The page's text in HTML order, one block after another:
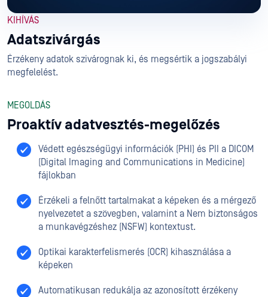
KIHÍVÁS
Adatszivárgás
Érzékeny adatok szivárognak ki, és megsértik a jogszabályi
megfelelést.
MEGOLDÁS
Proaktív adatvesztés-megelőzés
Védett egészségügyi információk (PHI) és PII a DICOM
(Digital Imaging and Communications in Medicine)
fájlokban
Érzékeli a felnőtt tartalmakat a képeken és a mérgező
nyelvezetet a szövegben, valamint a Nem biztonságos
a munkavégzéshez (NSFW) kontextust.
Optikai karakterfelismerés (OCR) kihasználása a
képeken
Automatikusan redukálja az azonosított érzékeny